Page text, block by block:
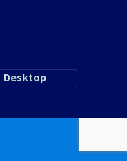
Desktop